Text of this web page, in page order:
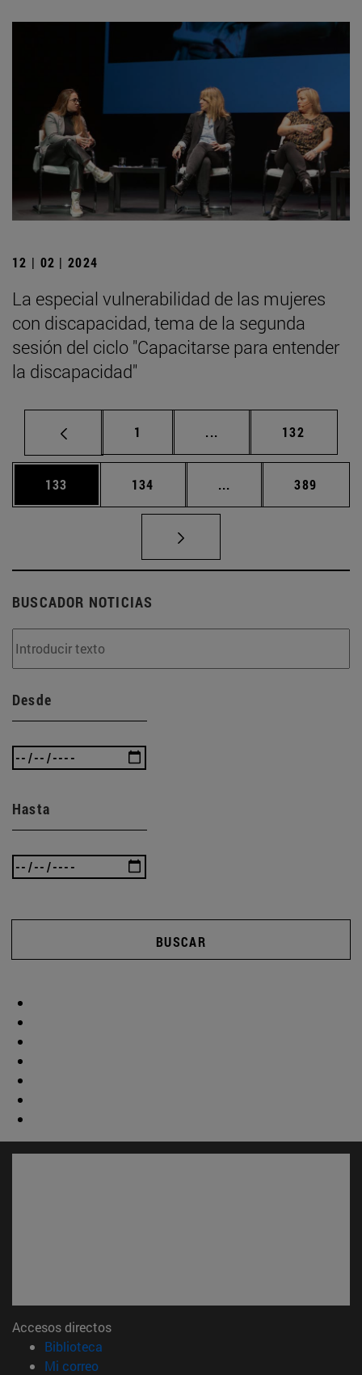
12 | 02 | 2024
La especial vulnerabilidad de las mujeres
con discapacidad, tema de la segunda
sesión del ciclo "Capacitarse para entender
la discapacidad"
Página
1 ... Páginas intermedias
Página
132
Página
133 Página
134 ... Páginas intermedias
Página
389
BUSCADOR NOTICIAS
Desde
Hasta
BUSCAR
Accesos directos
Biblioteca
Mi correo(abre en nueva ventana)